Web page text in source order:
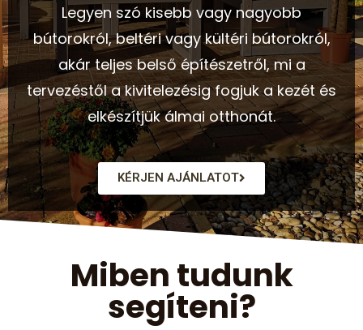
Legyen szó kisebb vagy nagyobb
bútorokról, beltéri vagy kültéri bútorokról,
akár teljes belső építészetről, mi a
tervezéstől a kivitelezésig fogjuk a kezét és
elkészítjük álmai otthonát.
KÉRJEN AJÁNLATOT
Miben tudunk
segíteni?